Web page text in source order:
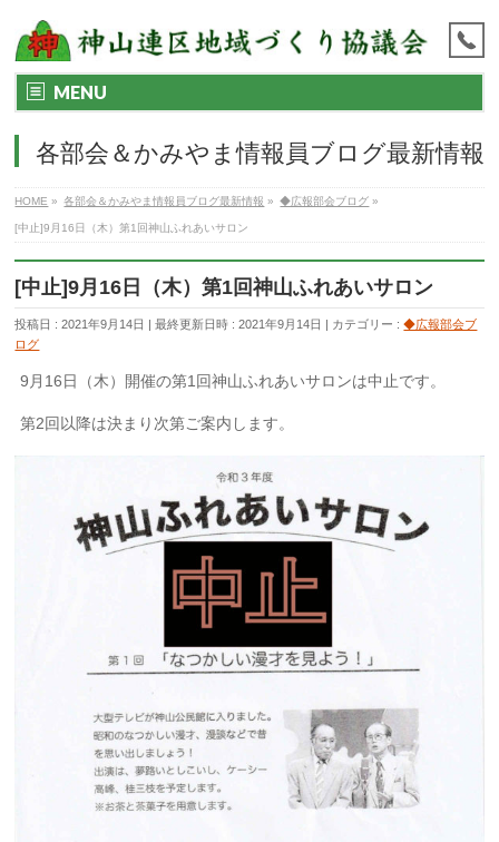
MENU
各部会＆かみやま情報員ブログ最新情報
HOME » 各部会＆かみやま情報員ブログ最新情報 » ◆広報部会ブログ »
[中止]9月16日（木）第1回神山ふれあいサロン
[中止]9月16日（木）第1回神山ふれあいサロン
投稿日 : 2021年9月14日 最終更新日時 : 2021年9月14日 カテゴリー :◆広報部会ブ
ログ
9月16日（木）開催の第1回神山ふれあいサロンは中止です。
第2回以降は決まり次第ご案内します。